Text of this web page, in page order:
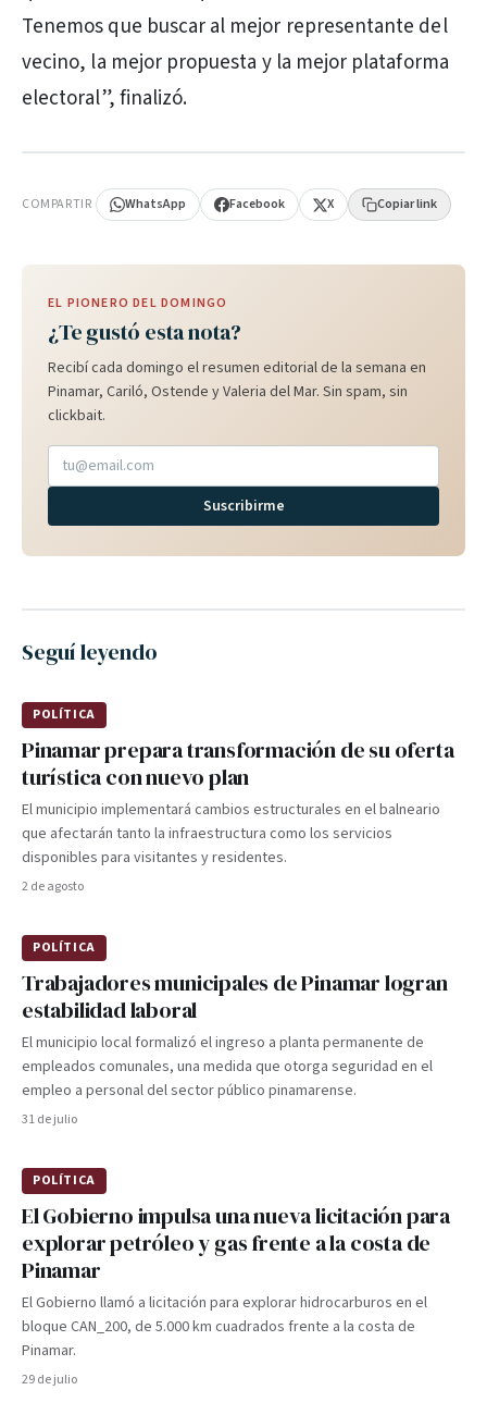
Tenemos que buscar al mejor representante del
vecino, la mejor propuesta y la mejor plataforma
electoral”, finalizó.
COMPARTIR WhatsApp Facebook X Copiar link
EL PIONERO DEL DOMINGO
¿Te gustó esta nota?
Recibí cada domingo el resumen editorial de la semana en
Pinamar, Cariló, Ostende y Valeria del Mar. Sin spam, sin
clickbait.
Suscribirme
Seguí leyendo
POLÍTICA
Pinamar prepara transformación de su oferta
turística con nuevo plan
El municipio implementará cambios estructurales en el balneario
que afectarán tanto la infraestructura como los servicios
disponibles para visitantes y residentes.
2 de agosto
POLÍTICA
Trabajadores municipales de Pinamar logran
estabilidad laboral
El municipio local formalizó el ingreso a planta permanente de
empleados comunales, una medida que otorga seguridad en el
empleo a personal del sector público pinamarense.
31 de julio
POLÍTICA
El Gobierno impulsa una nueva licitación para
explorar petróleo y gas frente a la costa de
Pinamar
El Gobierno llamó a licitación para explorar hidrocarburos en el
bloque CAN_200, de 5.000 km cuadrados frente a la costa de
Pinamar.
29 de julio